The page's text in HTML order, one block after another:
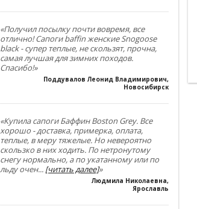
«Получил посылку почти вовремя, все
отлично! Сапоги baffin женские Snogoose
black - супер теплые, не скользят, прочна,
самая лучшая для зимних походов.
Спасибо!»
Поддувалов Леонид Владимирович,
Новосибирск
«Купила сапоги Баффин Boston Grey. Все
хорошо - доставка, примерка, оплата,
теплые, в меру тяжелые. Но невероятно
скользко в них ходить. По нетронутому
снегу нормально, а по укатанному или по
льду очен... [читать далее]»
Людмила Николаевна,
Ярославль